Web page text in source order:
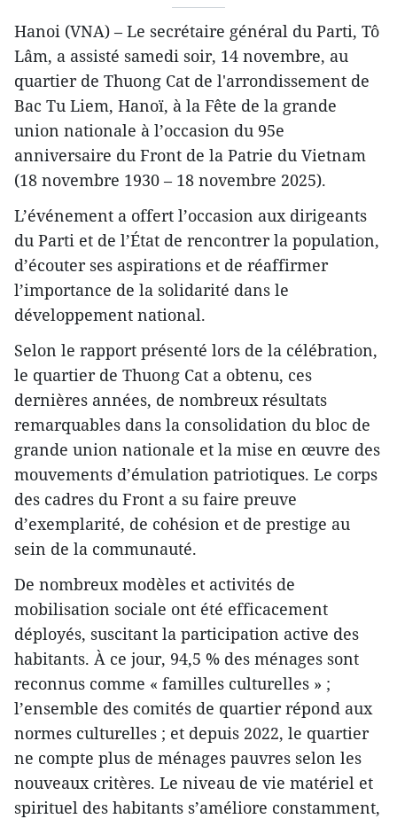
Hanoi (VNA) – Le secrétaire général du Parti, Tô
Lâm, a assisté samedi soir, 14 novembre, au
quartier de Thuong Cat de l'arrondissement de
Bac Tu Liem, Hanoï, à la Fête de la grande
union nationale à l’occasion du 95e
anniversaire du Front de la Patrie du Vietnam
(18 novembre 1930 – 18 novembre 2025).
L’événement a offert l’occasion aux dirigeants
du Parti et de l’État de rencontrer la population,
d’écouter ses aspirations et de réaffirmer
l’importance de la solidarité dans le
développement national.
Selon le rapport présenté lors de la célébration,
le quartier de Thuong Cat a obtenu, ces
dernières années, de nombreux résultats
remarquables dans la consolidation du bloc de
grande union nationale et la mise en œuvre des
mouvements d’émulation patriotiques. Le corps
des cadres du Front a su faire preuve
d’exemplarité, de cohésion et de prestige au
sein de la communauté.
De nombreux modèles et activités de
mobilisation sociale ont été efficacement
déployés, suscitant la participation active des
habitants. À ce jour, 94,5 % des ménages sont
reconnus comme « familles culturelles » ;
l’ensemble des comités de quartier répond aux
normes culturelles ; et depuis 2022, le quartier
ne compte plus de ménages pauvres selon les
nouveaux critères. Le niveau de vie matériel et
spirituel des habitants s’améliore constamment,